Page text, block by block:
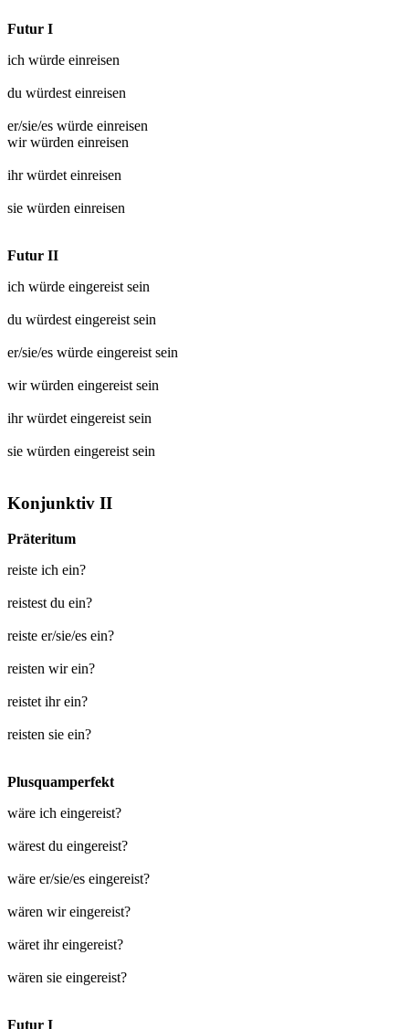
Futur I
ich würde einreisen
du würdest einreisen
er/sie/es würde einreisen
wir würden einreisen
ihr würdet einreisen
sie würden einreisen
Futur II
ich würde eingereist sein
du würdest eingereist sein
er/sie/es würde eingereist sein
wir würden eingereist sein
ihr würdet eingereist sein
sie würden eingereist sein
Konjunktiv II
Präteritum
reiste ich ein?
reistest du ein?
reiste er/sie/es ein?
reisten wir ein?
reistet ihr ein?
reisten sie ein?
Plusquamperfekt
wäre ich eingereist?
wärest du eingereist?
wäre er/sie/es eingereist?
wären wir eingereist?
wäret ihr eingereist?
wären sie eingereist?
Futur I